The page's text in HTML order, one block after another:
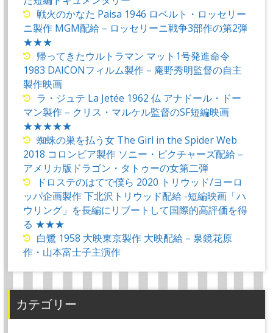
戦火のかなた Paisa 1946 ロベルト・ロッセリー
ニ製作 MGM配給 – ロッセリーニ戦争3部作の第2弾
★★★
帰ってきたウルトラマン マット1号発進命令
1983 DAICONフィルム製作 – 庵野秀明監督の自主
製作映画
ラ・ジュテ La Jetée 1962 仏 アナドール・ドー
マン製作 – クリス・マルケル監督のSF短編映画
★★★★★
蜘蛛の巣を払う女 The Girl in the Spider Web
2018 コロンビア製作 ソニー・ピクチャーズ配給 –
アメリカ版ドラゴン・タトゥーの女第二弾
ドロステのはてで僕ら 2020 トリウッド/ヨーロ
ッパ企画製作 下北沢トリウッド配給 -短編映画「ハ
ウリング」を長編にリブートして国際的高評価を得
る ★★★
白鷺 1958 大映東京製作 大映配給 – 泉鏡花原
作・山本富士子主演作
カテゴリー